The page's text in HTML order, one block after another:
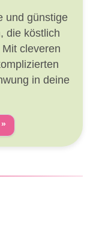
und günstige
die köstlich
cleveren
in deine